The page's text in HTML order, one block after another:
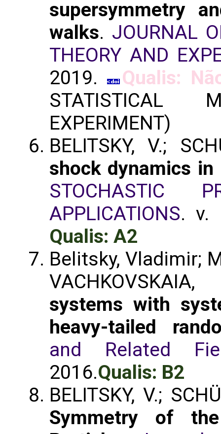
supersymmetry
walks. JOURNAL
THEORY AND
2019.
Qualis:
STATISTICAL
EXPERIMENT)
BELITSKY, V.;
shock dynamics
STOCHASTIC
APPLICATIONS. v.
Qualis: A2
Belitsky, Vladimir;
systems with
heavy-tailed
and Related
2016.Qualis: B2
BELITSKY, V.;
Symmetry of